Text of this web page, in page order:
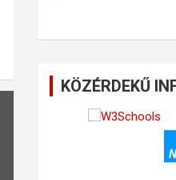
KÖZÉRDEKŰ